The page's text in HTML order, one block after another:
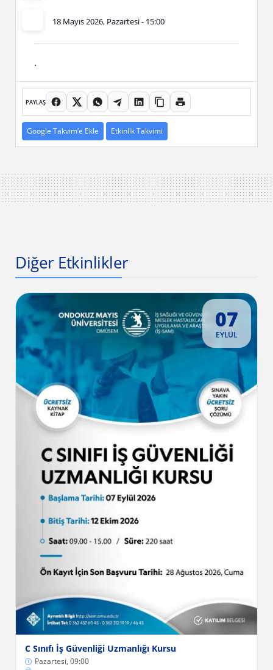
18 Mayıs 2026, Pazartesi - 15:00
.
PAYLAŞ
Google Takvim’e Ekle Etkinlik Takvimi
Diğer Etkinlikler
07
EYLÜL
C Sınıfı İş Güvenliği Uzmanlığı Kursu
Pazartesi, 09:00